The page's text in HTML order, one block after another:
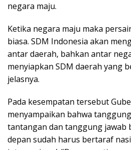
negara maju.
Ketika negara maju maka
biasa. SDM Indonesia akan
antar daerah, bahkan antar
menyiapkan SDM daerah yang
jelasnya.
Pada kesempatan tersebut
menyampaikan bahwa
tantangan dan tanggung jawab
depan sudah harus bertaraf